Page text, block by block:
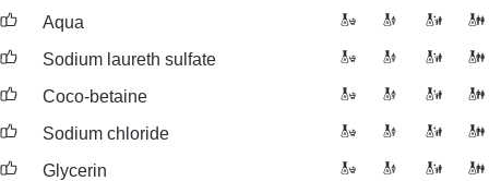
Aqua
Sodium laureth sulfate
Coco-betaine
Sodium chloride
Glycerin